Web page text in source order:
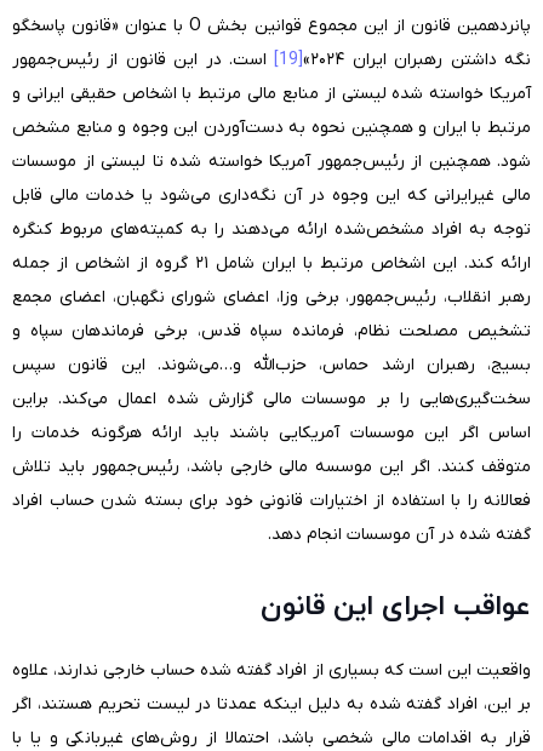
پانردهمین قانون از این مجموع قوانین بخش O با عنوان «قانون پاسخگو
نگه داشتن رهبران ایران ۲۰۲۴»
[19]
است. در این قانون از رئیس‌جمهور
آمریکا خواسته شده لیستی از منابع مالی مرتبط با اشخاص حقیقی ایرانی و
مرتبط با ایران و همچنین نحوه به دست‌آوردن این وجوه و منابع مشخص
شود. همچنین از رئیس‌جمهور آمریکا خواسته شده تا لیستی از موسسات
مالی غیرایرانی که این وجوه در آن نگه‌داری می‌شود یا خدمات مالی قابل
توجه به افراد مشخص‌شده ارائه می‌دهند را به کمیته‌های مربوط کنگره
ارائه کند. این اشخاص مرتبط با ایران شامل ۲۱ گروه از اشخاص از جمله
رهبر انقلاب، رئیس‌جمهور، برخی وزا، اعضای شورای نگهبان، اعضای مجمع
تشخیص مصلحت نظام، فرمانده سپاه قدس، برخی فرماندهان سپاه و
بسیج،‌ رهبران ارشد حماس، حزب‌الله و…می‌شوند. این قانون سپس
سخت‌گیری‌هایی را بر موسسات مالی گزارش شده اعمال می‌کند. براین
اساس اگر این موسسات آمریکایی باشند باید ارائه هرگونه خدمات را
متوقف کنند. اگر این موسسه مالی خارجی باشد، رئیس‌جمهور باید تلاش
فعالانه را با استفاده از اختیارات قانونی خود برای بسته شدن حساب افراد
گفته شده در آن موسسات انجام دهد.
عواقب اجرای این قانون
واقعیت این است که بسیاری از افراد گفته شده حساب خارجی ندارند، علاوه
بر این، افراد گفته شده به دلیل اینکه عمدتا در لیست تحریم هستند، اگر
قرار به اقدامات مالی شخصی باشد، احتمالا از روش‌های غیربانکی و یا با